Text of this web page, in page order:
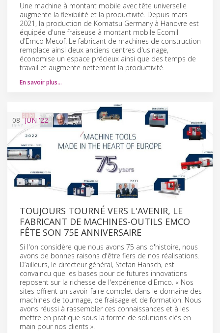
Une machine à montant mobile avec tête universelle
augmente la flexibilité et la productivité. Depuis mars
2021, la production de Komatsu Germany à Hanovre est
équipée d'une fraiseuse à montant mobile Ecomill
d'Emco Mecof. Le fabricant de machines de construction
remplace ainsi deux anciens centres d'usinage,
économise un espace précieux ainsi que des temps de
travail et augmente nettement la productivité.
En savoir plus…
08 JUN '22
TOUJOURS TOURNÉ VERS L'AVENIR, LE
FABRICANT DE MACHINES-OUTILS EMCO
FÊTE SON 75E ANNIVERSAIRE
Si l'on considère que nous avons 75 ans d'histoire, nous
avons de bonnes raisons d'être fiers de nos réalisations.
D’ailleurs, le directeur général, Stefan Hansch, est
convaincu que les bases pour de futures innovations
reposent sur la richesse de l'expérience d'Emco. « Nos
sites offrent un savoir-faire complet dans le domaine des
machines de tournage, de fraisage et de formation. Nous
avons réussi à rassembler ces connaissances et à les
mettre en pratique sous la forme de solutions clés en
main pour nos clients ».